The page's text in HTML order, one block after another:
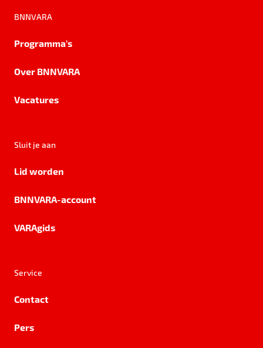
BNNVARA
Programma's
Over BNNVARA
Vacatures
Sluit je aan
Lid worden
BNNVARA-account
VARAgids
Service
Contact
Pers